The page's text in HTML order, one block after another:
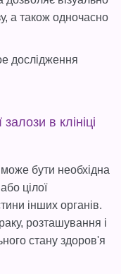
а також одночасно
дослідження
в клініці
бути необхідна
цілої
інших органів.
розташування і
стану здоров'я